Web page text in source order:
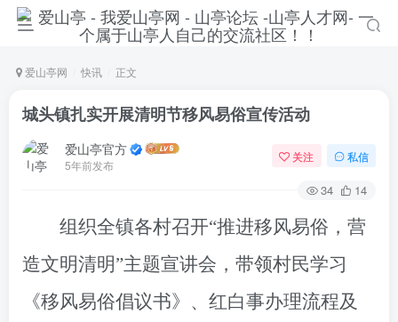
爱山亭网 快讯 正文
城头镇扎实开展清明节移风易俗宣传活动
爱山亭官方
5年前发布
关注 私信
34 14
组织全镇各村召开“推进移风易俗，营
造文明清明”主题宣讲会，带领村民学习
《移风易俗倡议书》 、红白事办理流程及